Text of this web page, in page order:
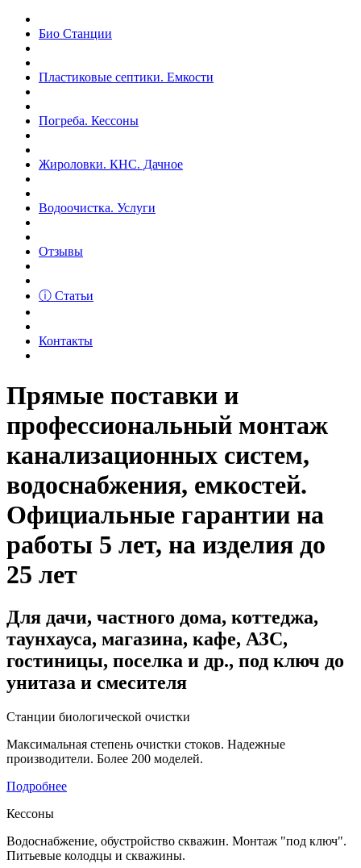
Био Станции
Пластиковые септики. Емкости
Погреба. Кессоны
Жироловки. КНС. Дачное
Водоочистка. Услуги
Отзывы
ⓘ Статьи
Контакты
Прямые поставки и
профессиональный монтаж
канализационных систем,
водоснабжения, емкостей.
Официальные гарантии на
работы 5 лет, на изделия до
25 лет
Для дачи, частного дома, коттеджа,
таунхауса, магазина, кафе, АЗС,
гостиницы, поселка и др., под ключ до
унитаза и смесителя
Станции биологической очистки
Максимальная степень очистки стоков. Надежные
производители. Более 200 моделей.
Подробнее
Кессоны
Водоснабжение, обустройство скважин. Монтаж "под ключ".
Питьевые колодцы и скважины.